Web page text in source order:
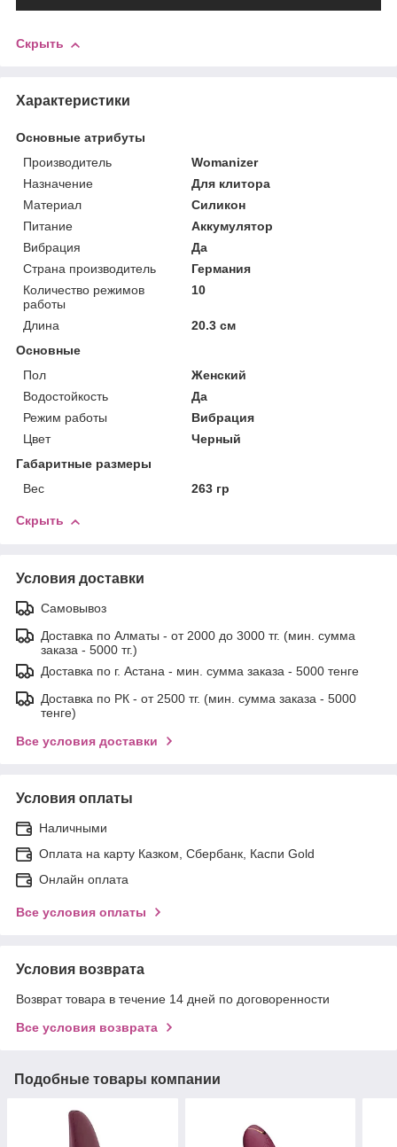
Скрыть
Характеристики
Основные атрибуты
Производитель
Womanizer
Назначение
Для клитора
Материал
Силикон
Питание
Аккумулятор
Вибрация
Да
Страна производитель
Германия
Количество режимов
работы
10
Длина
20.3 см
Основные
Пол
Женский
Водостойкость
Да
Режим работы
Вибрация
Цвет
Черный
Габаритные размеры
Вес
263 гр
Скрыть
Условия доставки
Самовывоз
Доставка по Алматы - от 2000 до 3000 тг. (мин. сумма
заказа - 5000 тг.)
Доставка по г. Астана - мин. сумма заказа - 5000 тенге
Доставка по РК - от 2500 тг. (мин. сумма заказа - 5000
тенге)
Все условия доставки
Условия оплаты
Наличными
Оплата на карту Казком, Сбербанк, Каспи Gold
Онлайн оплата
Все условия оплаты
Условия возврата
Возврат товара в течение 14 дней по договоренности
Все условия возврата
Подобные товары компании